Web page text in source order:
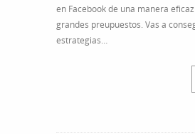
en Facebook de una manera
grandes preupuestos. Vas a
estrategias…